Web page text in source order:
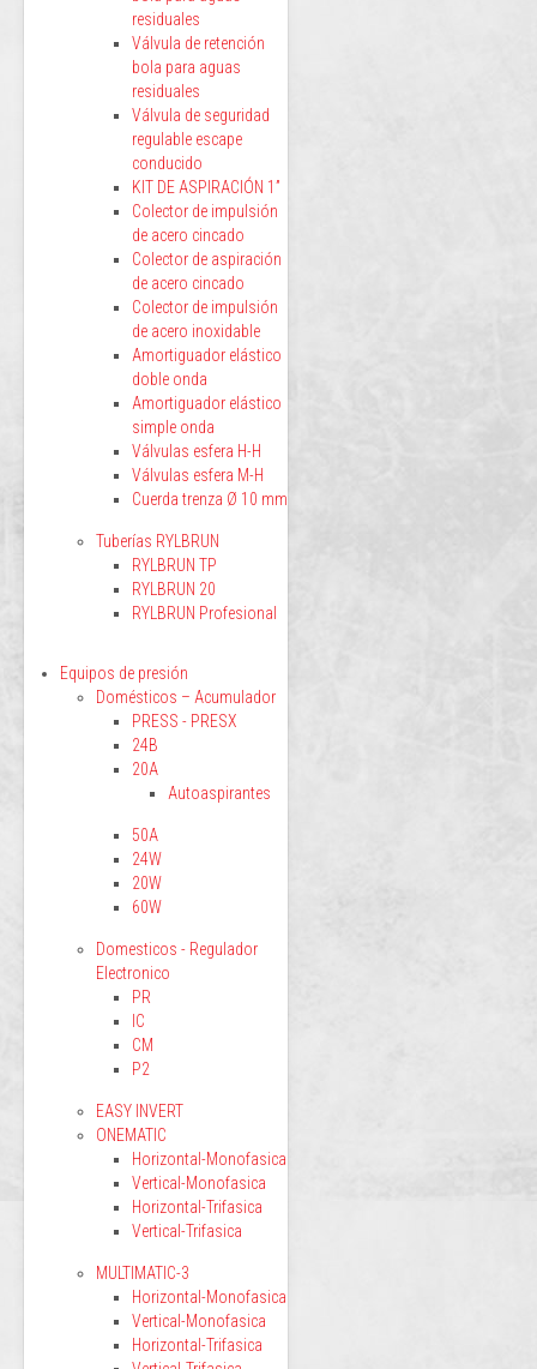
residuales
Válvula de retención
bola para aguas
residuales
Válvula de seguridad
regulable escape
conducido
KIT DE ASPIRACIÓN 1”
Colector de impulsión
de acero cincado
Colector de aspiración
de acero cincado
Colector de impulsión
de acero inoxidable
Amortiguador elástico
doble onda
Amortiguador elástico
simple onda
Válvulas esfera H-H
Válvulas esfera M-H
Cuerda trenza Ø 10 mm
Tuberías RYLBRUN
RYLBRUN TP
RYLBRUN 20
RYLBRUN Profesional
Equipos de presión
Domésticos – Acumulador
PRESS - PRESX
24B
20A
Autoaspirantes
50A
24W
20W
60W
Domesticos - Regulador
Electronico
PR
IC
CM
P2
EASY INVERT
ONEMATIC
Horizontal-Monofasica
Vertical-Monofasica
Horizontal-Trifasica
Vertical-Trifasica
MULTIMATIC-3
Horizontal-Monofasica
Vertical-Monofasica
Horizontal-Trifasica